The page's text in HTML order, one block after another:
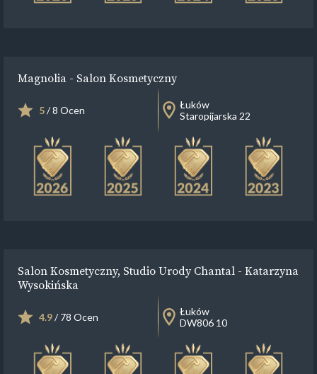
Magnolia - Salon Kosmetyczny
5/ 8 Ocen
Łuków
Staropijarska 22
Salon Kosmetyczny, Studio Urody Chantal - Katarzyna
Wysokińska
4.9/ 78 Ocen
Łuków
DW806 10